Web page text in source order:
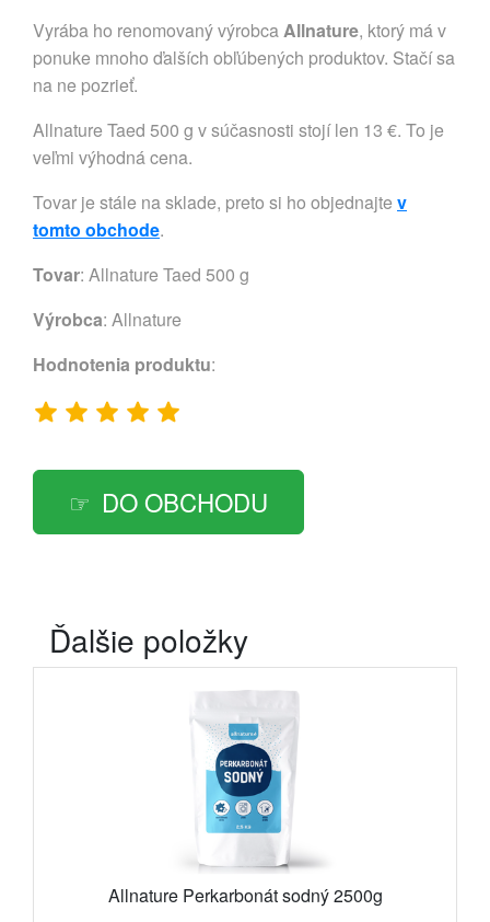
Vyrába ho renomovaný výrobcaAllnature, ktorý má v
ponuke mnoho ďalších obľúbených produktov. Stačí sa
na ne pozrieť.
Allnature Taed 500 g v súčasnosti stojí len 13 €. To je
veľmi výhodná cena.
Tovar je stále na sklade, preto si ho objednajte v
tomto obchode.
Tovar: Allnature Taed 500 g
Výrobca: Allnature
Hodnotenia produktu:
DO OBCHODU
Ďalšie položky
Allnature Perkarbonát sodný 2500g